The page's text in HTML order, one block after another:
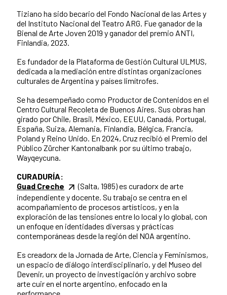
Tiziano ha sido becario del Fondo Nacional de las Artes y
del Instituto Nacional del Teatro ARG. Fue ganador de la
Bienal de Arte Joven 2019 y ganador del premio ANTI,
Finlandia, 2023.
Es fundador de la Plataforma de Gestión Cultural ULMUS,
dedicada a la mediación entre distintas organizaciones
culturales de Argentina y países limítrofes.
Se ha desempeñado como Productor de Contenidos en el
Centro Cultural Recoleta de Buenos Aires. Sus obras han
girado por Chile, Brasil, México, EEUU, Canadá, Portugal,
España, Suiza, Alemania, Finlandia, Bélgica, Francia,
Poland y Reino Unido. En 2024, Cruz recibió el Premio del
Público Zürcher Kantonalbank por su último trabajo,
Wayqeycuna.
CURADURÍA:
Guad Creche
(Salta, 1985) es curadorx de arte
independiente y docente. Su trabajo se centra en el
acompañamiento de procesos artísticos, y en la
exploración de las tensiones entre lo local y lo global, con
un enfoque en identidades diversas y prácticas
contemporáneas desde la región del NOA argentino.
Es creadorx de la Jornada de Arte, Ciencia y Feminismos,
un espacio de diálogo interdisciplinario, y del Museo del
Devenir, un proyecto de investigación y archivo sobre
arte cuir en el norte argentino, enfocado en la
performance.